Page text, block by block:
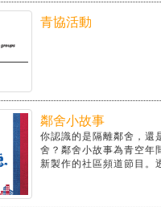
「最大型人聲節奏口技合
https://
《我要起飛》MV：
https://goo.gl/ED8Bsy
青協活動
鄰舍小故事
你認識的是隔離鄰舍，還
舍？鄰舍小故事為青空年
新製作的社區頻道節目。
訪社區，發掘有趣的鄰舍